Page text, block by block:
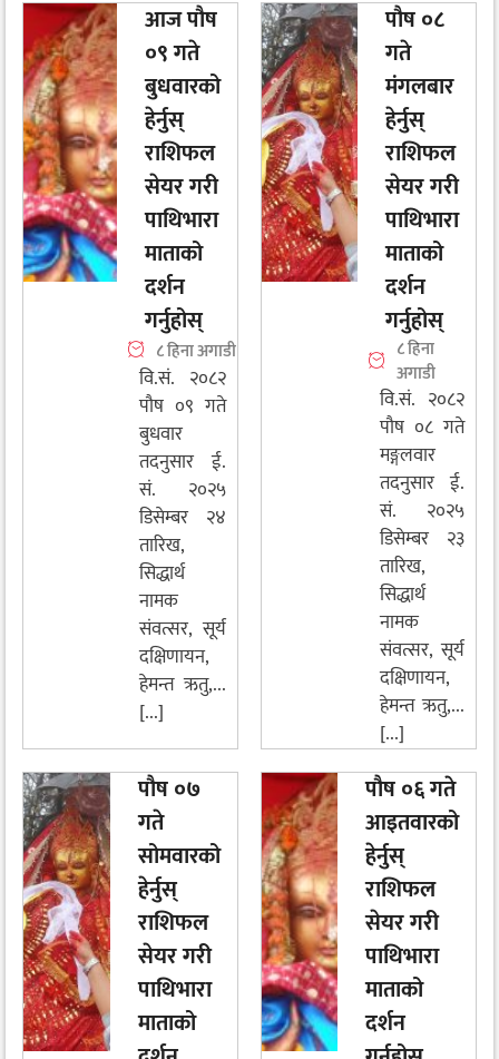
आज पौष
०९ गते
बुधवारको
हेर्नुस्
राशिफल
सेयर गरी
पाथिभारा
माताको
दर्शन
गर्नुहोस्
८ हिना अगाडी
वि.सं. २०८२
पौष ०९ गते
बुधवार
तदनुसार ई.
सं. २०२५
डिसेम्बर २४
तारिख,
सिद्धार्थ
नामक
संवत्सर, सूर्य
दक्षिणायन,
हेमन्त ऋतु,...
[...]
पौष ०८
गते
मंगलबार
हेर्नुस्
राशिफल
सेयर गरी
पाथिभारा
माताको
दर्शन
गर्नुहोस्
८ हिना
अगाडी
वि.सं. २०८२
पौष ०८ गते
मङ्गलवार
तदनुसार ई.
सं. २०२५
डिसेम्बर २३
तारिख,
सिद्धार्थ
नामक
संवत्सर, सूर्य
दक्षिणायन,
हेमन्त ऋतु,...
[...]
पौष ०७
गते
सोमवारको
हेर्नुस्
राशिफल
सेयर गरी
पाथिभारा
माताको
पौष ०६ गते
आइतवारको
हेर्नुस्
राशिफल
सेयर गरी
पाथिभारा
माताको
दर्शन